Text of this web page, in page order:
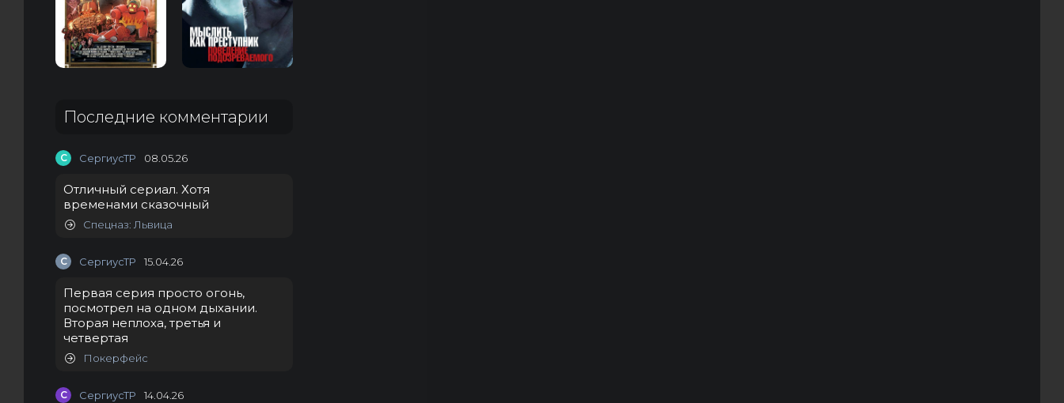
Последние комментарии
С СергиусТР 08.05.26
Отличный сериал. Хотя
временами сказочный
Спецназ: Львица
С СергиусТР 15.04.26
Первая серия просто огонь,
посмотрел на одном дыхании.
Вторая неплоха, третья и
четвертая
Покерфейс
С СергиусТР 14.04.26